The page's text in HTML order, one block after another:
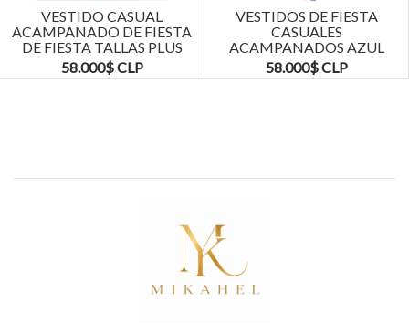
VESTIDO CASUAL
ACAMPANADO DE FIESTA
DE FIESTA TALLAS PLUS
KADRIHEL
58.000$ CLP
VESTIDOS DE FIESTA
CASUALES
ACAMPANADOS AZUL
MARINO TALLAS PLUS
KADRIHEL
58.000$ CLP